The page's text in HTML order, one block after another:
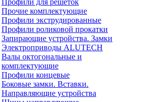
Профили для решеток
Прочие комплектующие
Профили экструдированные
Профили роликовой прокатки
Запирающие устройства. Замки
Электроприводы ALUTECH
Валы октогональные и
комплектующие
Профили концевые
Боковые замки. Вставки.
Направляющие устройства